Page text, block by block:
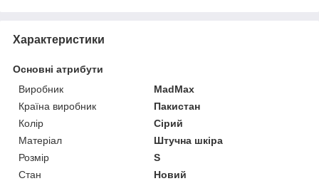
Характеристики
Основні атрибути
Виробник
MadMax
Країна виробник
Пакистан
Колір
Сірий
Матеріал
Штучна шкіра
Розмір
S
Стан
Новий